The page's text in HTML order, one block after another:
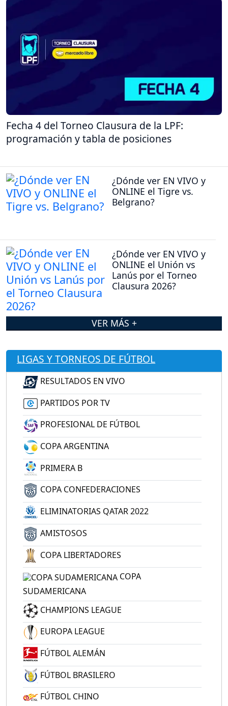
Fecha 4 del Torneo Clausura de la LPF:
programación y tabla de posiciones
¿Dónde ver EN VIVO y
ONLINE el Tigre vs.
Belgrano?
¿Dónde ver EN VIVO y
ONLINE el Unión vs
Lanús por el Torneo
Clausura 2026?
VER MÁS +
LIGAS Y TORNEOS DE FÚTBOL
RESULTADOS EN VIVO
PARTIDOS POR TV
PROFESIONAL DE FÚTBOL
COPA ARGENTINA
PRIMERA B
COPA CONFEDERACIONES
ELIMINATORIAS QATAR 2022
AMISTOSOS
COPA LIBERTADORES
COPA
SUDAMERICANA
CHAMPIONS LEAGUE
EUROPA LEAGUE
FÚTBOL ALEMÁN
FÚTBOL BRASILERO
FÚTBOL CHINO